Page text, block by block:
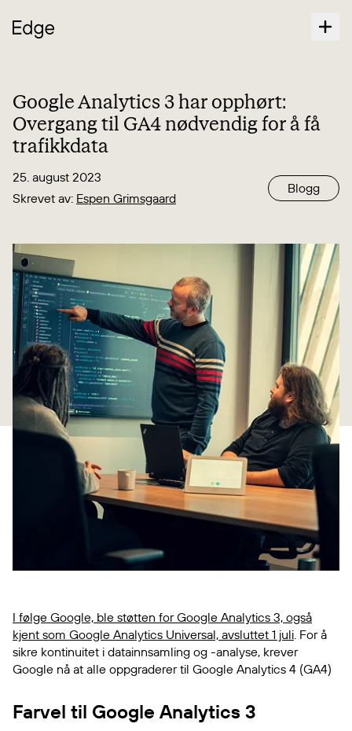
25. august 2023
Skrevet av: Espen Grimsgaard
Blogg
Google Analytics 3 har opphørt:
Overgang til GA4 nødvendig for å få
trafikkdata
I følge Google, ble støtten for Google Analytics 3, også
kjent som Google Analytics Universal, avsluttet 1 juli. For å
sikre kontinuitet i datainnsamling og -analyse, krever
Google nå at alle oppgraderer til Google Analytics 4 (GA4)
Farvel til Google Analytics 3